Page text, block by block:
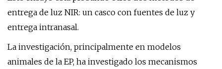
entrega de luz NIR: un casco con fuentes de luz y
entrega intranasal.
La investigación, principalmente en modelos
animales de la EP, ha investigado los mecanismos